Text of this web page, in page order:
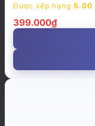
Được xếp hạng 5.00
399.000₫